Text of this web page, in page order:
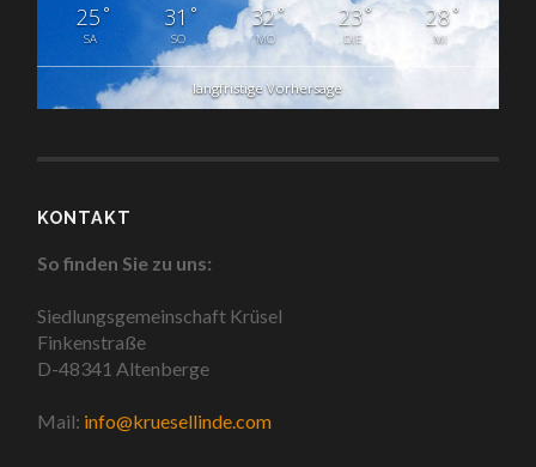
25°
SA
31 °
SO
32°
MO
23°
DIE
28°
MI
langfristige Vorhersage
KONTAKT
So finden Sie zu uns:
Siedlungsgemeinschaft Krüsel
Finkenstraße
D-48341 Altenberge
Mail: info@kruesellinde.com